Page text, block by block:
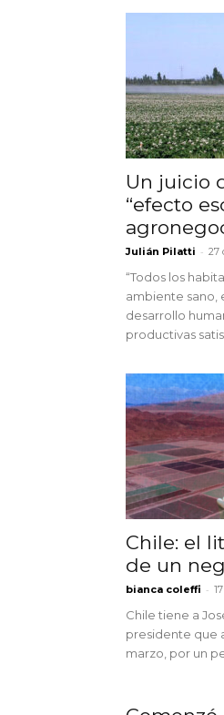
Un juicio
“efecto
Julián Pilatti - 27
“Todos los
ambiente sano,
desarrollo
productivas
Chile: el
de un
bianca coleffi -
Chile tiene a
presidente que
marzo, por un